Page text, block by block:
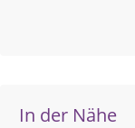
In der Nähe